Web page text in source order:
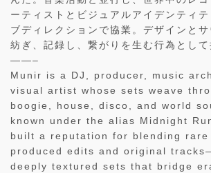
ーティストとビジュアルアイデンティ
ブディレクションで協業。デザインと
紡ぎ、記録し、繋がりを生む行為として
——–
Munir is a DJ, producer, music
visual artist whose sets weave
boogie, house, disco, and world
known under the alias Midnight
built a reputation for blending
produced edits and original
deeply textured sets that bridge